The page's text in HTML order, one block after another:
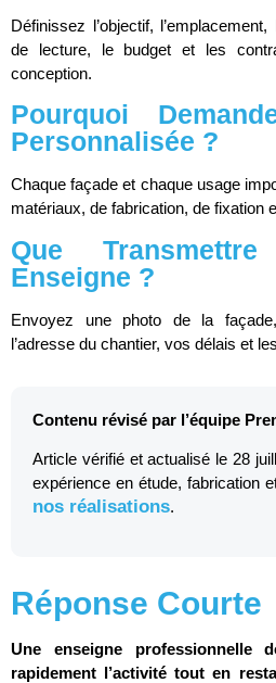
Définissez l’objectif,
de lecture, le budget et les
conception.
Pourquoi
Personnalisée ?
Chaque façade et chaque usage
matériaux, de fabrication, de fixation
Que
Enseigne ?
Envoyez une photo de la
l’adresse du chantier, vos délais et
Contenu révisé par l’équipe
Article vérifié et actualisé le 28
expérience en étude, fabrication
nos réalisations.
Réponse Courte
Une enseigne professionnelle
rapidement l’activité tout en